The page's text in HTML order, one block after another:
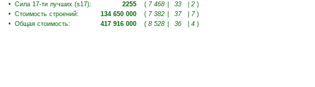
• Сила 17-ти лучших (s17): 2255 ( 7 468 33 2 )
• Стоимость строений: 134 650 000 ( 7 382 37 7 )
• Общая стоимость: 417 916 000 ( 8 528 36 4 )